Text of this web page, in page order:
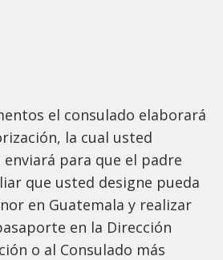
el consulado elaborará
la cual usted
para que el padre
que usted designe pueda
en Guatemala y realizar
en la Dirección
o al Consulado más